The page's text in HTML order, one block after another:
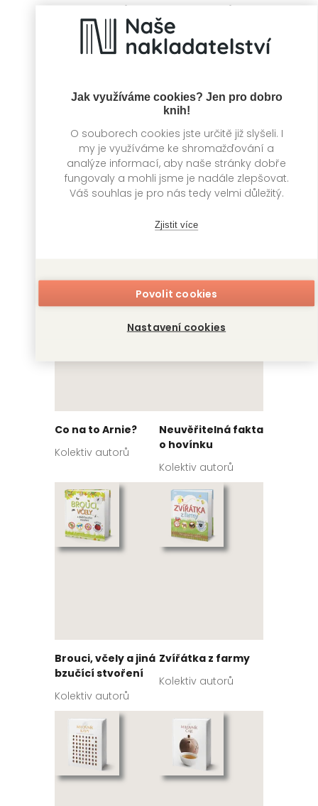
Jak využíváme cookies? Jen pro dobro
knih!
O souborech cookies jste určitě již slyšeli. I
my je využíváme ke shromažďování a
analýze informací, aby naše stránky dobře
fungovaly a mohli jsme je nadále zlepšovat.
Váš souhlas je pro nás tedy velmi důležitý.
Zjistit více
Povolit cookies
Nastavení cookies
Kolektiv autorů Kolektiv autorů
Ledové království Pohledem
Co na to Arnie?
Kolektiv autorů
Neuvěřitelná fakta
o hovínku
Kolektiv autorů
Brouci, včely a jiná
bzučící stvoření
Kolektiv autorů
Zvířátka z farmy
Kolektiv autorů